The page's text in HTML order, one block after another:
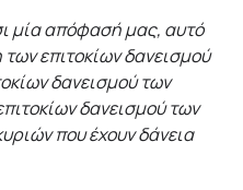
μία απόφασή μας, αυτό
επιτοκίων δανεισμού
δανεισμού των
δανεισμού των
που έχουν δάνεια